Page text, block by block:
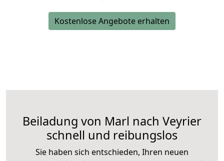
Kostenlose Angebote erhalten
Beiladung von Marl nach Veyrier
schnell und reibungslos
Sie haben sich entschieden, Ihren neuen